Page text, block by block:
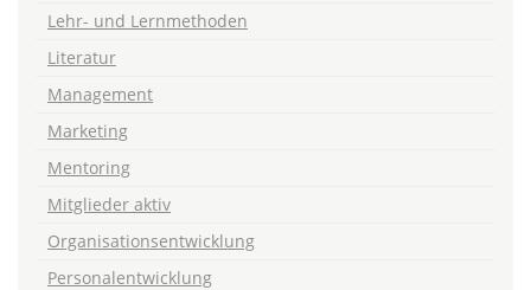
Lehr- und Lernmethoden
Literatur
Management
Marketing
Mentoring
Mitglieder aktiv
Organisationsentwicklung
Personalentwicklung